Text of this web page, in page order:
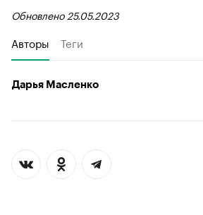
Обновлено 25.05.2023
Авторы Теги
Дарья Масленко